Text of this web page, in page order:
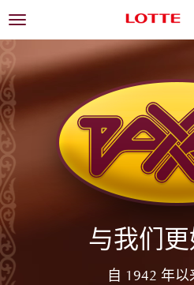
与我们更
自 1942 年
Toggle
navigation